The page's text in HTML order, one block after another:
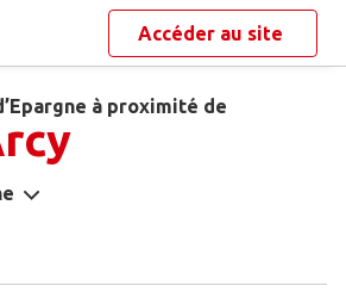
Accéder au site
à proximité de